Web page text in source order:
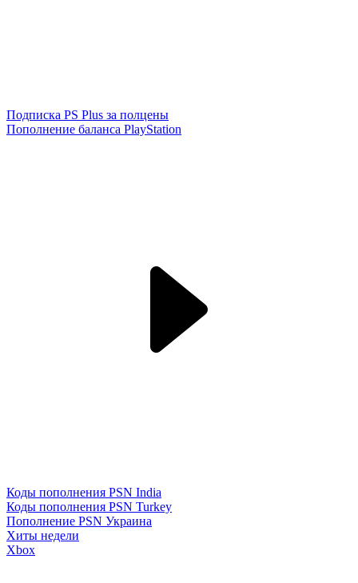
Подписка PS Plus за полцены
Пополнение баланса PlayStation
Коды пополнения PSN India
Коды пополнения PSN Turkey
Пополнение PSN Украина
Хиты недели
Xbox